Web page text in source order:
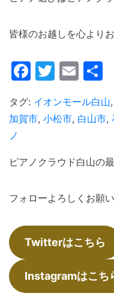
皆様のお越しを心より
Facebook
Twitter
タグ: イオンモール白山,
加賀市, 小松市, 白山市,
ノ
ピアノクラウド白山の
フォローよろしくお願
Twitterはこちら
Instagramはこち